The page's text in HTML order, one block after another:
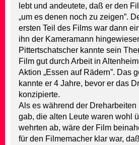
lebt und andeutete, daß er den
„um es denen noch zu zeigen”.
ersten Teil des Films war dann
ihn der Kameramann
Pittertschatscher kannte sein
Film gut durch Arbeit in
Aktion „Essen auf Rädern”. Das
kannte er 4 Jahre, bevor er das
konzipierte.
Als es während der
gab, die alten Leute waren wohl
wehrten ab, wäre der Film
für den Filmemacher klar war,